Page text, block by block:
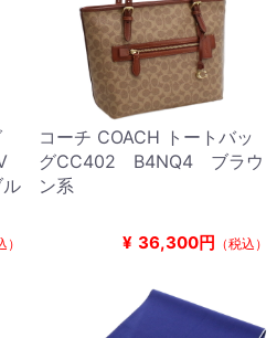
）
コーチ COACH トートバッ
グCC402 B4NQ4 ブラウ
ン系
¥ 36,300円 （税込）